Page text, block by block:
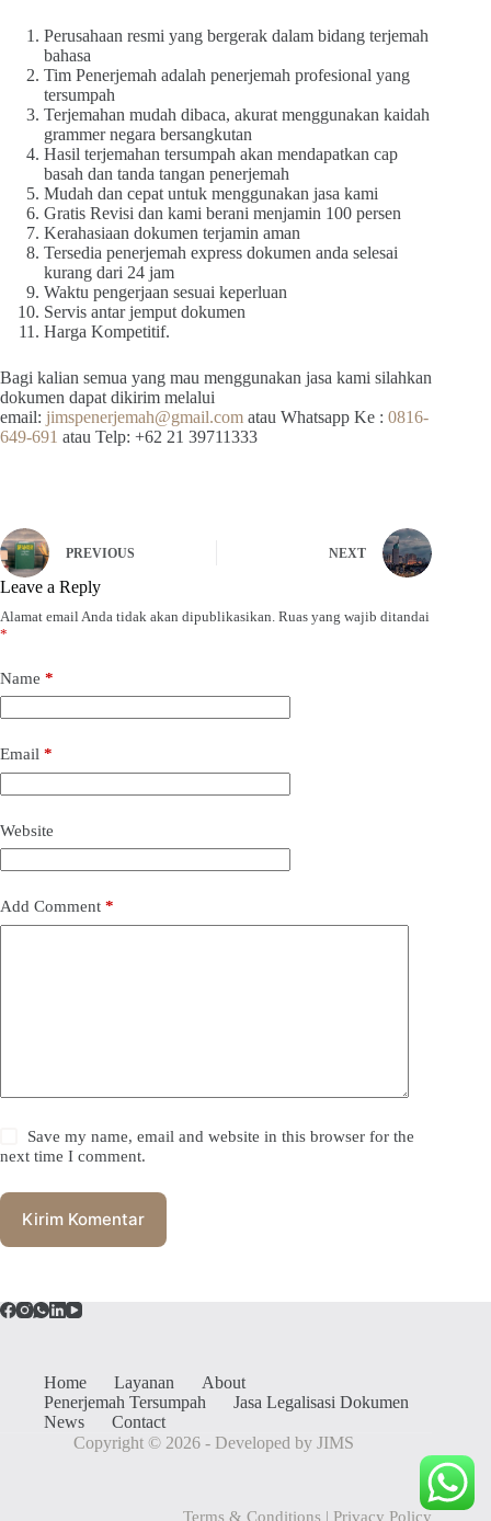
Perusahaan resmi yang bergerak dalam bidang terjemah
bahasa
Tim Penerjemah adalah penerjemah profesional yang
tersumpah
Terjemahan mudah dibaca, akurat menggunakan kaidah
grammer negara bersangkutan
Hasil terjemahan tersumpah akan mendapatkan cap
basah dan tanda tangan penerjemah
Mudah dan cepat untuk menggunakan jasa kami
Gratis Revisi dan kami berani menjamin 100 persen
Kerahasiaan dokumen terjamin aman
Tersedia penerjemah express dokumen anda selesai
kurang dari 24 jam
Waktu pengerjaan sesuai keperluan
Servis antar jemput dokumen
Harga Kompetitif.
Bagi kalian semua yang mau menggunakan jasa kami silahkan
dokumen dapat dikirim melalui
email: jimspenerjemah@gmail.com atau Whatsapp Ke : 0816-
649-691 atau Telp: +62 21 39711333
PREVIOUS NEXT
Leave a Reply
Alamat email Anda tidak akan dipublikasikan. Ruas yang wajib ditandai
*
Name *
Email *
Website
Add Comment *
Save my name, email and website in this browser for the
next time I comment.
Kirim Komentar
Home Layanan
About
Penerjemah Tersumpah
Jasa Legalisasi Dokumen
News
Contact
Copyright © 2026 - Developed by JIMS
Terms & Conditions | Privacy Policy